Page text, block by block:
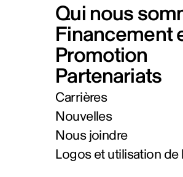
Qui nous
Financement
Promotion
Partenariats
Carrières
Nouvelles
Nous joindre
Logos et utilisation de